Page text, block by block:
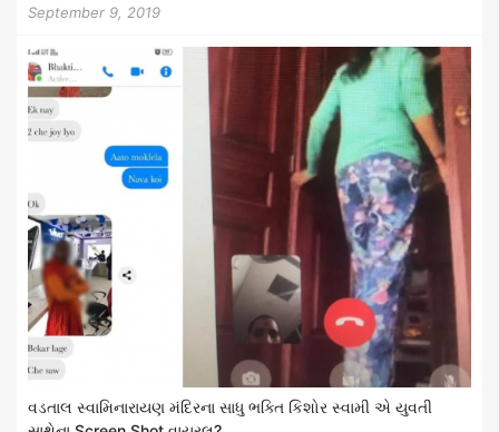
September 9, 2019
વડતાલ સ્વામિનારાયણ મંદિરના સાધુ ભક્તિ કિશોર સ્વામી એ યુવતી